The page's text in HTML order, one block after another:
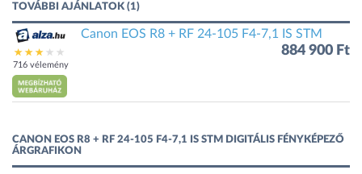
TOVÁBBI AJÁNLATOK (1)
716 vélemény
Canon EOS R8 + RF 24-105 F4-7,1 IS STM
884 900 Ft
CANON EOS R8 + RF 24-105 F4-7,1 IS STM DIGITÁLIS FÉNYKÉPEZŐ
ÁRGRAFIKON